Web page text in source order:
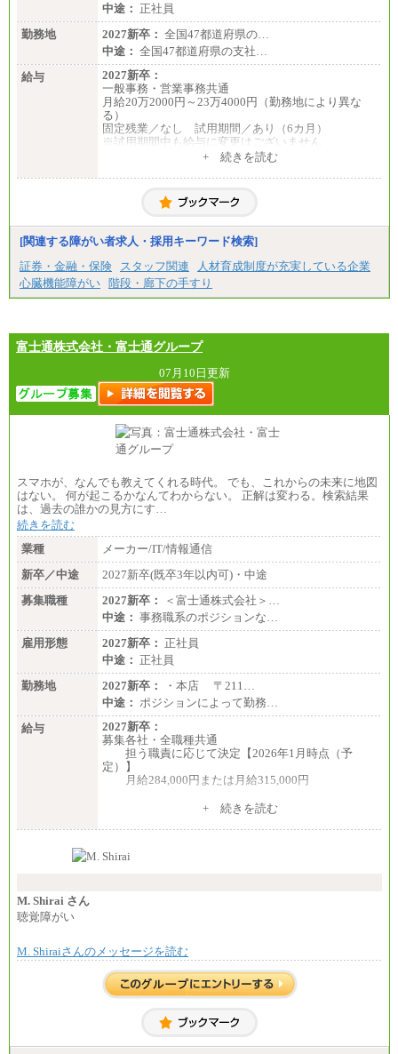
中途： 正社員
勤務地
2027新卒： 全国47都道府県の…
中途： 全国47都道府県の支社…
給与
2027新卒：
一般事務・営業事務共通
月給20万2000円～23万4000円（勤務地により異な
る）
固定残業／なし 試用期間／あり（6カ月）
※試用期間中も給与に変更はございません
月給20万2000円～23万4000円（勤務地により異な
固定残業／なし 試用期間／あり（6か月）
+ 続きを読む
[関連する障がい者求人・採用キーワード検索]
証券・金融・保険
スタッフ関連
人材育成制度が充実している企業
心臓機能障がい 階段・廊下の手すり
富士通株式会社・富士通グループ
07月10日更新
スマホが、なんでも教えてくれる時代。 でも、これからの未来に地図
はない。 何が起こるかなんてわからない。 正解は変わる。検索結果
は、過去の誰かの見方にす…
続きを読む
業種
メーカー/IT/情報通信
新卒／中途
2027新卒(既卒3年以内可)・中途
募集職種
2027新卒：
＜富士通株式会社＞…
中途： 事務職系のポジションな…
雇用形態
2027新卒： 正社員
中途： 正社員
勤務地
2027新卒：
・本店 〒211…
中途： ポジションによって勤務…
給与
2027新卒：
募集各社・全職種共通
担う職責に応じて決定【2026年1月時点（予
定）】
月給284,000円または月給315,000円
※入社後早期から、自律的な業務遂行が求めら
す。
い職責を担う方については、さらに高い金額を個別
※上記に加え、所定労働時間外に勤務をした場
※試用期間中も給与に変更はございません。
＜募集各社・全職種共通＞
月給21万円以上～
+ 続きを読む
M. Shirai さん
聴覚障がい
M. Shiraiさんのメッセージを読む